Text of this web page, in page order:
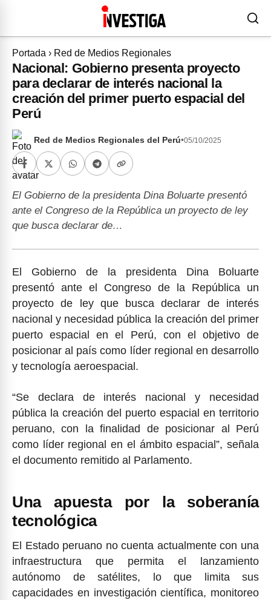
Portada › Red de Medios Regionales
Nacional: Gobierno presenta proyecto
para declarar de interés nacional la
creación del primer puerto espacial del
Perú
Red de Medios Regionales del Perú•05/10/2025
El Gobierno de la presidenta Dina Boluarte presentó
ante el Congreso de la República un proyecto de ley
que busca declarar de…
El Gobierno de la presidenta Dina Boluarte
presentó ante el Congreso de la República un
proyecto de ley que busca declarar de interés
nacional y necesidad pública la creación del primer
puerto espacial en el Perú, con el objetivo de
posicionar al país como líder regional en desarrollo
y tecnología aeroespacial.
“Se declara de interés nacional y necesidad
pública la creación del puerto espacial en territorio
peruano, con la finalidad de posicionar al Perú
como líder regional en el ámbito espacial”, señala
el documento remitido al Parlamento.
Una apuesta por la soberanía
tecnológica
El Estado peruano no cuenta actualmente con una
infraestructura que permita el lanzamiento
autónomo de satélites, lo que limita sus
capacidades en investigación científica, monitoreo